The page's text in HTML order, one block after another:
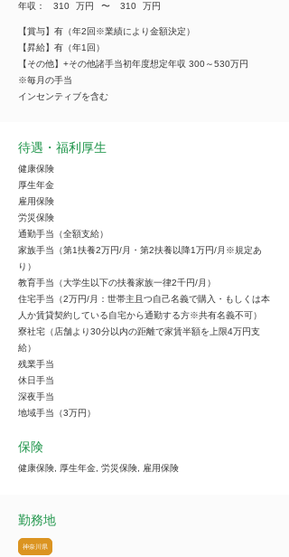
年収： 310 万円 ​〜 310 万円
【賞与】有（年2回※業績により金額決定）
【昇給】有（年1回）
【その他】+その他諸手当初年度想定年収 300～530万円
※毎月の手当
インセンティブを含む
待遇・福利厚生
健康保険
厚生年金
雇用保険
労災保険
通勤手当（全額支給）
家族手当（第1扶養2万円/月・第2扶養以降1万円/月※規定あ
り）
教育手当（大学生以下の扶養家族一律2千円/月）
住宅手当（2万円/月：世帯主且つ自己名義で購入・もしくは本
人か賃貸契約している自宅から通勤する方※共有名義不可）
寮社宅（店舗より30分以内の距離で家賃半額を上限4万円支
給）
残業手当
休日手当
深夜手当
地域手当（3万円）
保険
健康保険, 厚生年金, 労災保険, 雇用保険
勤務地
神奈川県